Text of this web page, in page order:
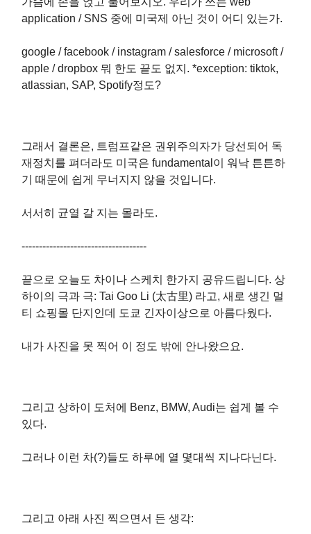
application / SNS 중에 미국제 아닌 것이 어디 있는가.
google / facebook / instagram / salesforce / microsoft /
apple / dropbox 뭐 한도 끝도 없지. *exception: tiktok,
atlassian, SAP, Spotify정도?
그래서 결론은, 트럼프같은 권위주의자가 당선되어 독
재정치를 펴더라도 미국은 fundamental이 워낙 튼튼하
기 때문에 쉽게 무너지지 않을 것입니다.
서서히 균열 갈 지는 몰라도.
------------------------------------
끝으로 오늘도 차이나 스케치 한가지 공유드립니다. 상
하이의 극과 극: Tai Goo Li (太古里) 라고, 새로 생긴 멀
티 쇼핑몰 단지인데 도쿄 긴자이상으로 아름다웠다.
내가 사진을 못 찍어 이 정도 밖에 안나왔으요.
그리고 상하이 도처에 Benz, BMW, Audi는 쉽게 볼 수
있다.
그러나 이런 차(?)들도 하루에 열 몇대씩 지나다닌다.
그리고 아래 사진 찍으면서 든 생각: